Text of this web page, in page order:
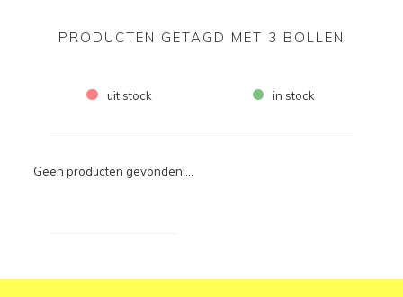
PRODUCTEN GETAGD MET 3 BOLLEN
uit stock in stock
Geen producten gevonden!...